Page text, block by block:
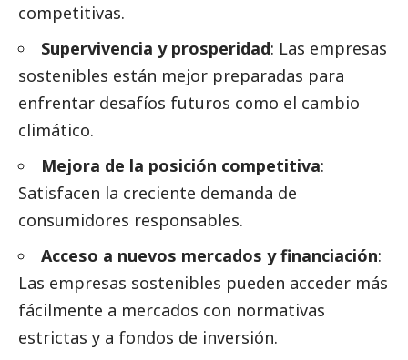
competitivas.
Supervivencia y prosperidad: Las empresas
sostenibles están mejor preparadas para
enfrentar desafíos futuros como el cambio
climático.
Mejora de la posición competitiva:
Satisfacen la creciente demanda de
consumidores responsables.
Acceso a nuevos mercados y financiación:
Las empresas sostenibles pueden acceder más
fácilmente a mercados con normativas
estrictas y a fondos de inversión.